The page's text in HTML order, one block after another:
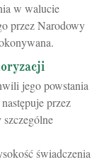
w walucie
przez Narodowy
jego powstania
przez
szczególne
świadczenia